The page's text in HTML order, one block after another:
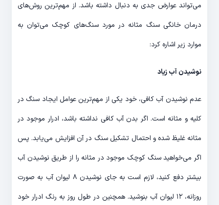
می‌تواند عوارض جدی به دنبال داشته باشد. از مهم‌ترین روش‌های
درمان خانگی سنگ مثانه در مورد سنگ‌های کوچک می‌توان به
موارد زیر اشاره کرد:
نوشیدن آب زیاد
عدم نوشیدن آب کافی، خود یکی از مهم‌ترین عوامل ایجاد سنگ در
کلیه و مثانه است. اگر بدن آب کافی نداشته باشد، ادرار موجود در
مثانه غلیظ شده و احتمال تشکیل سنگ در آن افزایش می‌یابد. پس
اگر می‌خواهید سنگ کوچک موجود در مثانه را از طریق نوشیدن آب
بیشتر دفع کنید، لازم است به جای نوشیدن ۸ لیوان آب به صورت
روزانه، ۱۲ لیوان آب بنوشید. همچنین در طول روز به رنگ ادرار خود